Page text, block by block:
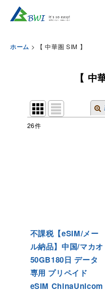
ホーム > 【 中華圏 SIM 】
【 中
26件
不課税【eSIM/メー
ル納品】中国/マカオ
50GB180日 データ
専用 プリペイド
eSIM ChinaUnicom